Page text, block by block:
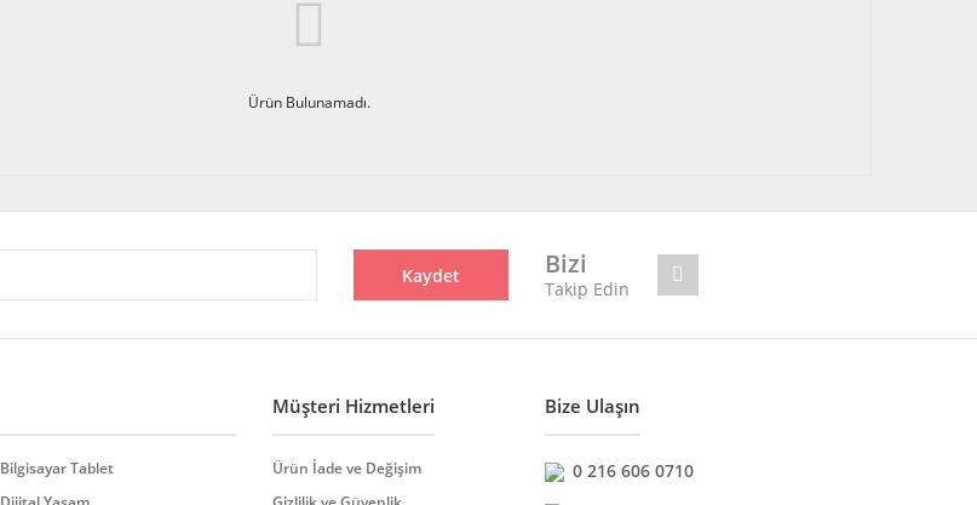
Ürün Bulunamadı.
Kaydet Bizi
Takip Edin
Bilgisayar Tablet
Müşteri Hizmetleri
Ürün İade ve Değişim
Bize Ulaşın
0 216 606 0710